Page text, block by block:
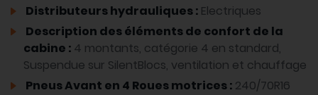
Distributeurs hydrauliques : Electriques
Description des éléments de confort de la
cabine : 4 montants, catégorie 4 en standard,
Suspendue sur SilentBlocs, ventilation et chauffage
Pneus Avant en 4 Roues motrices : 240/70R16